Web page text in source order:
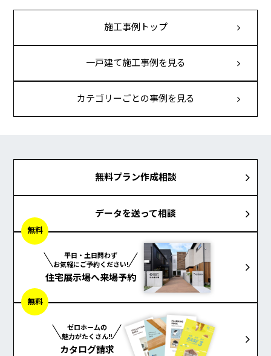
施工事例トップ
一戸建て施工事例を見る
カテゴリーごとの事例を見る
無料プラン作成相談
データを送って相談
平日・土日問わず
お気軽にご予約ください!
住宅展示場へ来場予約
無料
ゼロホームの
魅力がたくさん!!
カタログ請求
無料